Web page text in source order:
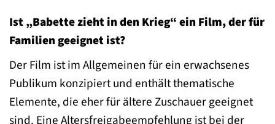
Ist „Babette zieht in den Krieg“ ein Film, der für
Familien geeignet ist?
Der Film ist im Allgemeinen für ein erwachsenes
Publikum konzipiert und enthält thematische
Elemente, die eher für ältere Zuschauer geeignet
sind. Eine Altersfreigabeempfehlung ist bei der